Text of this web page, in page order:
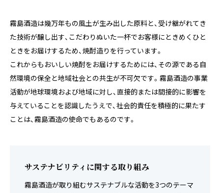
霧島酒造は幾万年もの風土が生み出した原料と、受け継がれてき
た技術が醸し出す、こだわりぬいた一杯でお客様にときめくひと
ときをお届けするため、焼酎造りを行っています。
これからもおいしい焼酎をお届けするためには、その源である自
然環境の保全と地域社会との共生が不可欠です。霧島酒造の事業
活動が地球環境および地域に対し、直接的または間接的に影響を
与えていることを認識したうえで、社会的責任を積極的に果たす
ことは、霧島酒造の使命でもあるのです。
サステナビリティに関する取り組み
霧島酒造が取り組むサステナブルな活動を3つのテーマ